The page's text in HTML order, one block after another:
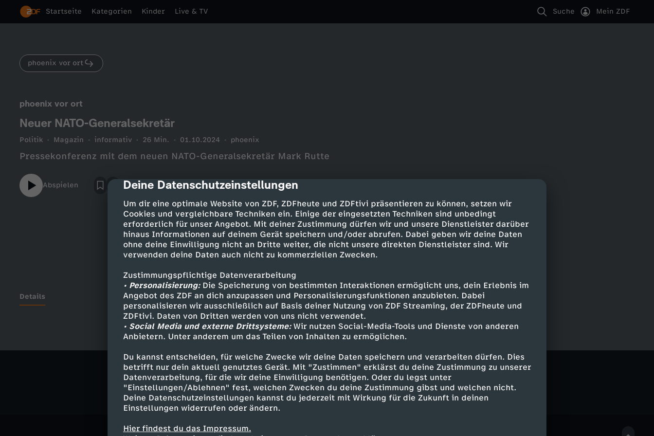
cmp-dialog-description
Deine Datenschutzeinstellungen
Um dir eine optimale Website von ZDF, ZDFheute und ZDFtivi präsentieren zu können, setzen wir
Cookies und vergleichbare Techniken ein. Einige der eingesetzten Techniken sind unbedingt
erforderlich für unser Angebot. Mit deiner Zustimmung dürfen wir und unsere Dienstleister darüber
hinaus Informationen auf deinem Gerät speichern und/oder abrufen. Dabei geben wir deine Daten
ohne deine Einwilligung nicht an Dritte weiter, die nicht unsere direkten Dienstleister sind. Wir
verwenden deine Daten auch nicht zu kommerziellen Zwecken.
Zustimmungspflichtige Datenverarbeitung
• Personalisierung:Die Speicherung von bestimmten Interaktionen ermöglicht uns, dein Erlebnis im
Angebot des ZDF an dich anzupassen und Personalisierungsfunktionen anzubieten. Dabei
personalisieren wir ausschließlich auf Basis deiner Nutzung von ZDF Streaming, der ZDFheute und
ZDFtivi. Daten von Dritten werden von uns nicht verwendet.
• Social Media und externe Drittsysteme:Wir nutzen Social-Media-Tools und Dienste von anderen
Anbietern. Unter anderem um das Teilen von Inhalten zu ermöglichen.
Du kannst entscheiden, für welche Zwecke wir deine Daten speichern und verarbeiten dürfen. Dies
betrifft nur dein aktuell genutztes Gerät. Mit "Zustimmen" erklärst du deine Zustimmung zu unserer
Datenverarbeitung, für die wir deine Einwilligung benötigen. Oder du legst unter
"Einstellungen/Ablehnen" fest, welchen Zwecken du deine Zustimmung gibst und welchen nicht.
Deine Datenschutzeinstellungen kannst du jederzeit mit Wirkung für die Zukunft in deinen
Einstellungen widerrufen oder ändern.
Hier findest du das Impressum.
Startseite Kategorien Kinder Live & TV Suche Mein ZDF
phoenix vor ort
phoenix vor ort
Neuer NATO-Generalsekretär
Politik Magazin informativ 26 Min. 01.10.2024 phoenix
Pressekonferenz mit dem neuen NATO-Generalsekretär Mark Rutte
Abspielen
Details
Ähnliche Inhalte entdecken
Politik Magazin informativ phoenix vor ort